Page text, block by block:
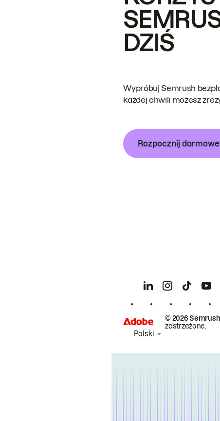
DZIŚ
Wypróbuj Semrush
każdej chwili możesz
Rozpocznij
© 2026
zastrzeżone.
Polski